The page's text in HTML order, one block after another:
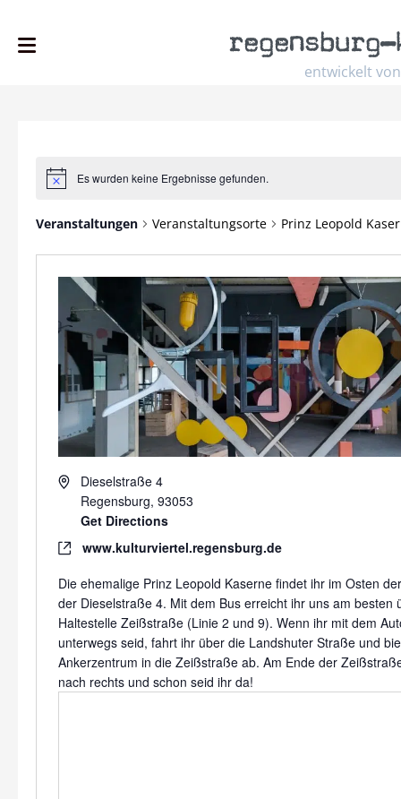
entwickelt von
regensburg–
HinweisEs wurden keine Ergebnisse gefunden.
Veranstaltungen Veranstaltungsorte Prinz Leopold
AddressDieselstraße 4
Regensburg, 93053
Get Directions
Websitewww.kulturviertel.regensburg.de
Die ehemalige Prinz Leopold Kaserne findet ihr im Osten
der Dieselstraße 4. Mit dem Bus erreicht ihr uns am besten
Haltestelle Zeißstraße (Linie 2 und 9). Wenn ihr mit dem
unterwegs seid, fahrt ihr über die Landshuter Straße und
Ankerzentrum in die Zeißstraße ab. Am Ende der
nach rechts und schon seid ihr da!